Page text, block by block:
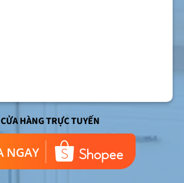
CỬA HÀNG TRỰC TUYẾN